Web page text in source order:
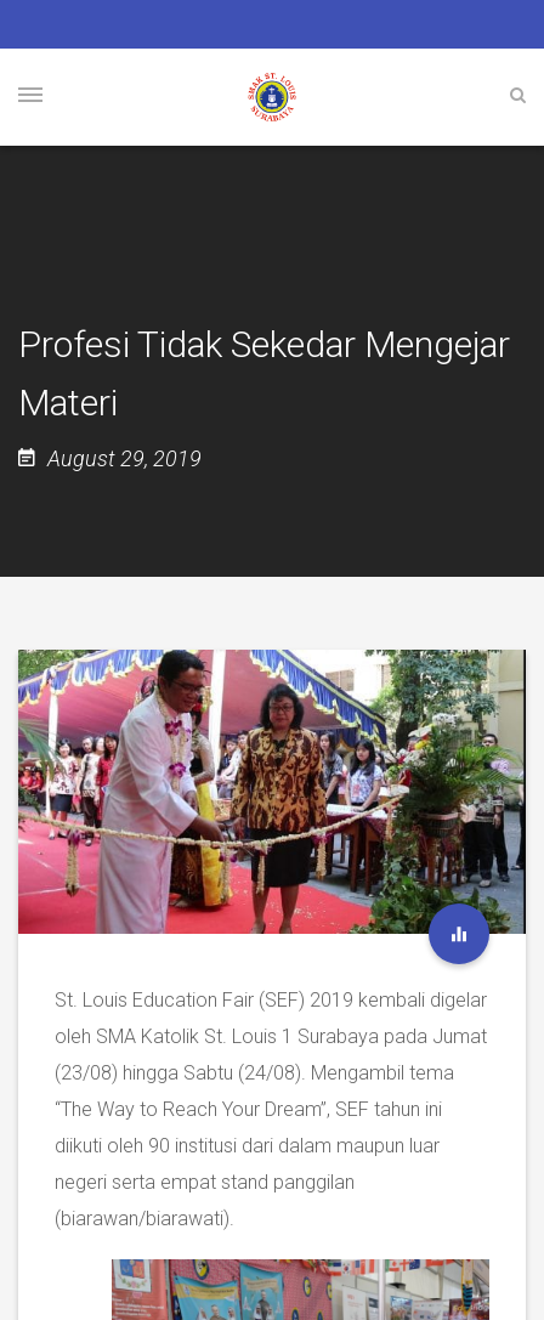
Profesi Tidak Sekedar Mengejar
Materi
August 29, 2019
St. Louis Education Fair (SEF) 2019 kembali digelar
oleh SMA Katolik St. Louis 1 Surabaya pada Jumat
(23/08) hingga Sabtu (24/08). Mengambil tema
“The Way to Reach Your Dream”, SEF tahun ini
diikuti oleh 90 institusi dari dalam maupun luar
negeri serta empat stand panggilan
(biarawan/biarawati).